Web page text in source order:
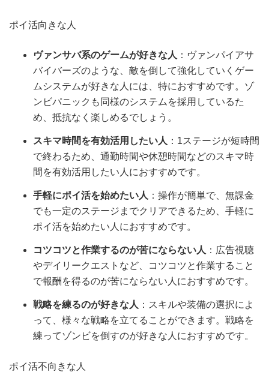
ポイ活向きな人
ヴァンサバ系のゲームが好きな人 ：ヴァンパイアサ
バイバーズのような、敵を倒して強化していくゲー
ムシステムが好きな人には、特におすすめです。ゾ
ンビパニックも同様のシステムを採用しているた
め、抵抗なく楽しめるでしょう。
スキマ時間を有効活用したい人 ：1ステージが短時間
で終わるため、通勤時間や休憩時間などのスキマ時
間を有効活用したい人におすすめです。
手軽にポイ活を始めたい人 ：操作が簡単で、無課金
でも一定のステージまでクリアできるため、手軽に
ポイ活を始めたい人におすすめです。
コツコツと作業するのが苦にならない人 ：広告視聴
やデイリークエストなど、コツコツと作業すること
で報酬を得るのが苦にならない人におすすめです。
戦略を練るのが好きな人 ：スキルや装備の選択によ
って、様々な戦略を立てることができます。戦略を
練ってゾンビを倒すのが好きな人におすすめです。
ポイ活不向きな人